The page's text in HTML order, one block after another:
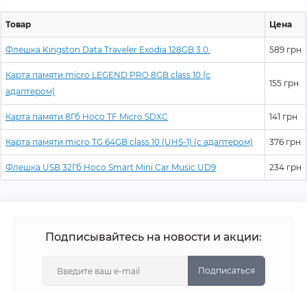
Товар Цена
Флешка Kingston Data Traveler Exodia 128GB 3.0. 589 грн
Карта памяти micro LEGEND PRO 8GB class 10 (с
адаптером)
155 грн
Карта памяти 8Гб Hoco TF Micro SDXC 141 грн
Карта памяти micro TG 64GB class 10 (UHS-1) (с адаптером) 376 грн
Флешка USB 32Гб Hoco Smart Mini Car Music UD9 234 грн
Подписывайтесь на новости и акции:
Подписаться